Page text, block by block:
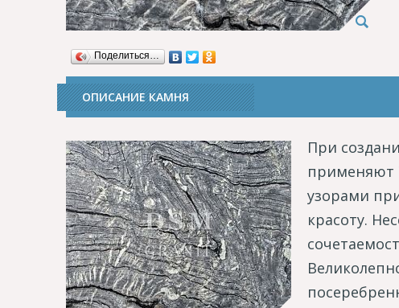
Поделиться…
ОПИСАНИЕ КАМНЯ
При
применяют
узорами
красоту.